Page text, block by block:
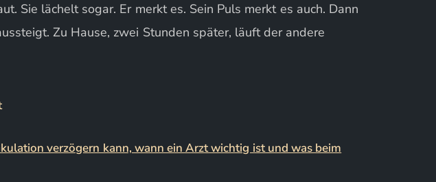
Sie lächelt sogar. Er merkt es. Sein Puls merkt es auch. Dann
Zu Hause, zwei Stunden später, läuft der andere